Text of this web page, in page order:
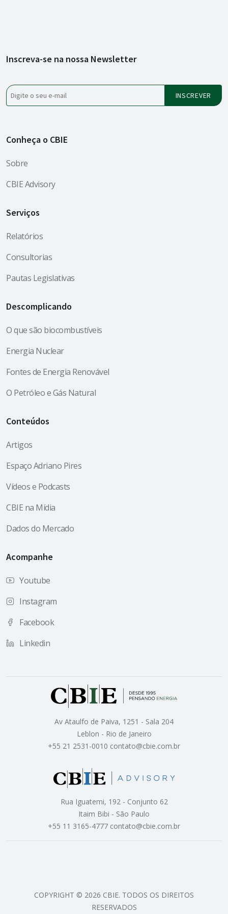
Inscreva-se na nossa Newsletter
Conheça o CBIE
Sobre
CBIE Advisory
Serviços
Relatórios
Consultorias
Pautas Legislativas
Descomplicando
O que são biocombustíveis
Energia Nuclear
Fontes de Energia Renovável
O Petróleo e Gás Natural
Conteúdos
Artigos
Espaço Adriano Pires
Vídeos e Podcasts
CBIE na Mídia
Dados do Mercado
Acompanhe
Youtube
Instagram
Facebook
Linkedin
Av Ataulfo de Paiva, 1251 - Sala 204
Leblon - Rio de Janeiro
+55 21 2531-0010 contato@cbie.com.br
Rua Iguatemi, 192 - Conjunto 62
Itaim Bibi - São Paulo
+55 11 3165-4777 contato@cbie.com.br
COPYRIGHT © 2026 CBIE. TODOS OS DIREITOS
RESERVADOS